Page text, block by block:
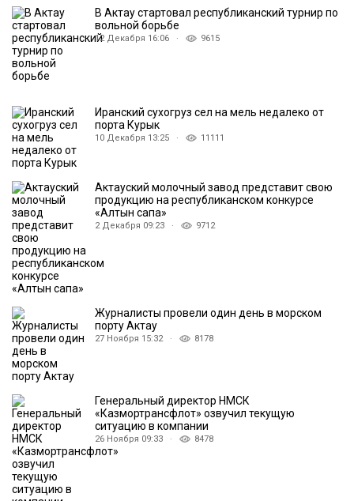
В Актау стартовал республиканский турнир по
вольной борьбе
12 Декабря 16:06 · 9615
Иранский сухогруз сел на мель недалеко от
порта Курык
10 Декабря 13:25 · 11111
Актауский молочный завод представит свою
продукцию на республиканском конкурсе
«Алтын сапа»
2 Декабря 09:23 · 9712
Журналисты провели один день в морском
порту Актау
27 Ноября 15:32 · 8178
Генеральный директор НМСК
«Казмортрансфлот» озвучил текущую
ситуацию в компании
26 Ноября 09:33 · 8478